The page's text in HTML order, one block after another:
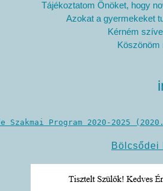
Tájékoztatom Önöket, hogy
Azokat a gyermekeket
Kérném
Köszönöm
Szakmai Program 2020-2025
Bölcsődei